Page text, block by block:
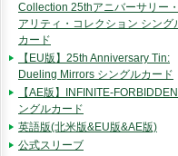
Collection 25thアニバーサリー
アリティ・コレクション シング
カード
【EU版】25th Anniversary Tin:
Dueling Mirrors シングルカード
【AE版】INFINITE-
ングルカード
英語版(北米版&EU版&AE版)
公式スリーブ